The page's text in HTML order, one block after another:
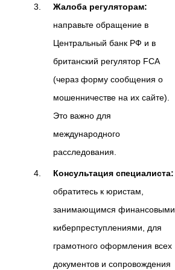
Жалоба регуляторам:
направьте обращение в
Центральный банк РФ и в
британский регулятор FCA
(чераз форму сообщения о
мошенничестве на их сайте).
Это важно для
международного
расследования.
Консультация специалиста:
обратитесь к юристам,
занимающимся финансовыми
киберпреступлениями, для
грамотного оформления всех
документов и сопровождения